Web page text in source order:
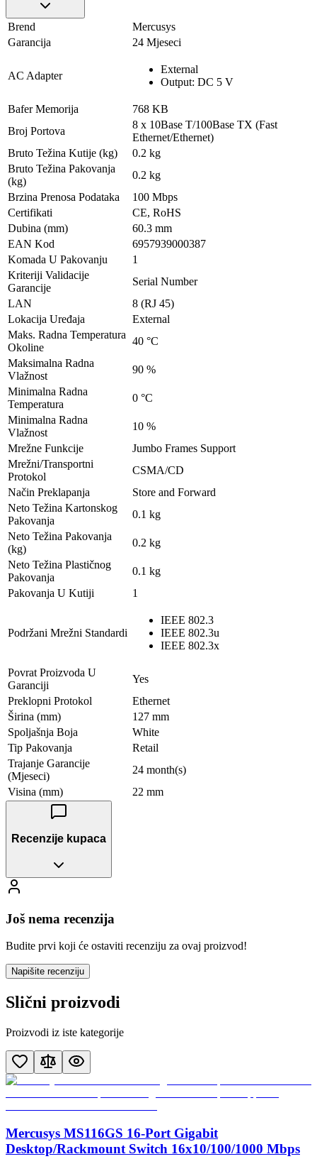
Brend
Mercusys
Garancija
24 Mjeseci
AC Adapter
External
Output: DC 5 V
Bafer Memorija
768 KB
Broj Portova
8 x 10Base T/100Base TX (Fast
Ethernet/Ethernet)
Bruto Težina Kutije (kg)
0.2 kg
Bruto Težina Pakovanja
(kg)
0.2 kg
Brzina Prenosa Podataka
100 Mbps
Certifikati
CE, RoHS
Dubina (mm)
60.3 mm
EAN Kod
6957939000387
Komada U Pakovanju
1
Kriteriji Validacije
Garancije
Serial Number
LAN
8 (RJ 45)
Lokacija Uređaja
External
Maks. Radna Temperatura
Okoline
40 °C
Maksimalna Radna
Vlažnost
90 %
Minimalna Radna
Temperatura
0 °C
Minimalna Radna
Vlažnost
10 %
Mrežne Funkcije
Jumbo Frames Support
Mrežni/Transportni
Protokol
CSMA/CD
Način Preklapanja
Store and Forward
Neto Težina Kartonskog
Pakovanja
0.1 kg
Neto Težina Pakovanja
(kg)
0.2 kg
Neto Težina Plastičnog
Pakovanja
0.1 kg
Pakovanja U Kutiji
1
Podržani Mrežni Standardi
IEEE 802.3
IEEE 802.3u
IEEE 802.3x
Povrat Proizvoda U
Garanciji
Yes
Preklopni Protokol
Ethernet
Širina (mm)
127 mm
Spoljašnja Boja
White
Tip Pakovanja
Retail
Trajanje Garancije
(Mjeseci)
24 month(s)
Visina (mm)
22 mm
Recenzije kupaca
Još nema recenzija
Budite prvi koji će ostaviti recenziju za ovaj proizvod!
Napišite recenziju
Slični proizvodi
Proizvodi iz iste kategorije
Mercusys MS116GS 16-Port Gigabit
Desktop/Rackmount Switch 16x10/100/1000 Mbps